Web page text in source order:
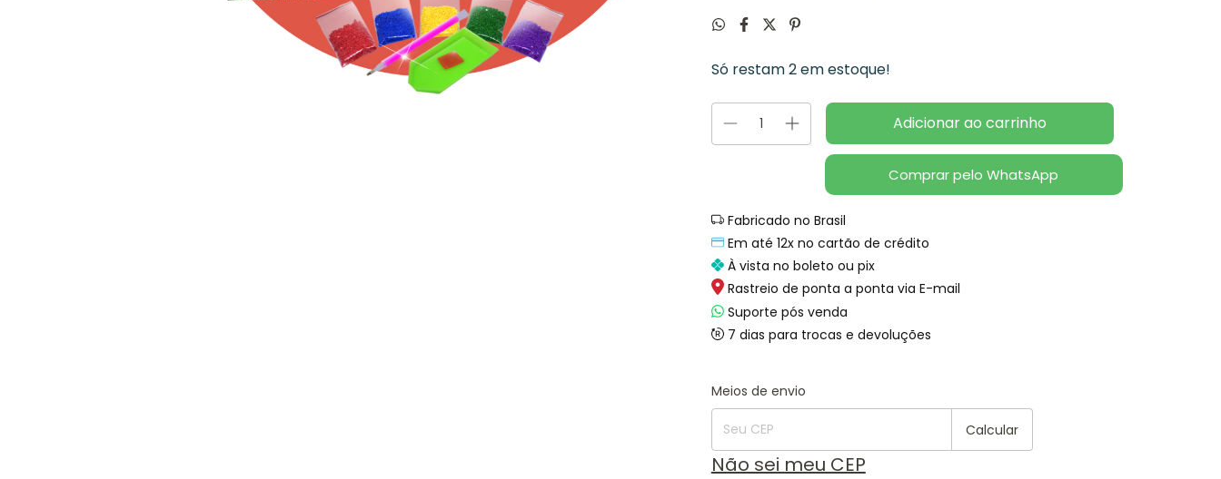
Só restam2em estoque!
Comprar pelo WhatsApp
Fabricado no Brasil
Em até 12x no cartão de crédito
À vista no boleto ou pix
Rastreio de ponta a ponta via E-mail
Suporte pós venda
7 dias para trocas e devoluções
Entregas para o CEP:
Meios de envio
Calcular
Não sei meu CEP